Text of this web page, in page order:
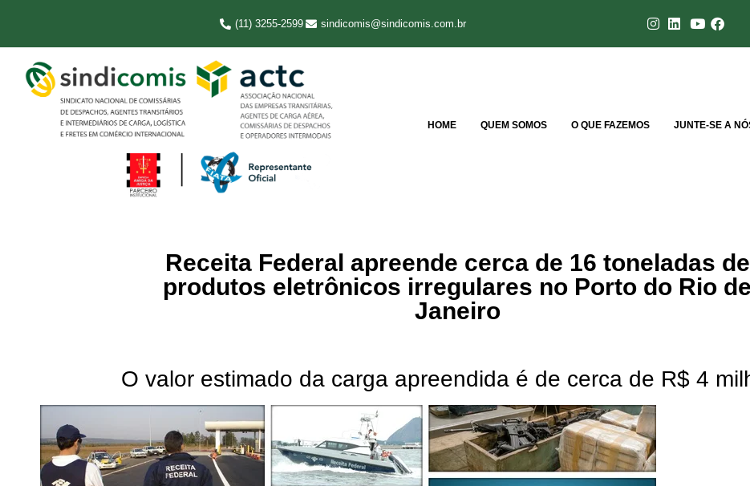
(11) 3255-2599 sindicomis@sindicomis.com.br
HOME QUEM SOMOS O QUE FAZEMOS JUNTE-SE A
Receita Federal apreende cerca de 16 toneladas de
produtos eletrônicos irregulares no Porto do Rio de
Janeiro
O valor estimado da carga apreendida é de cerca de R$ 4